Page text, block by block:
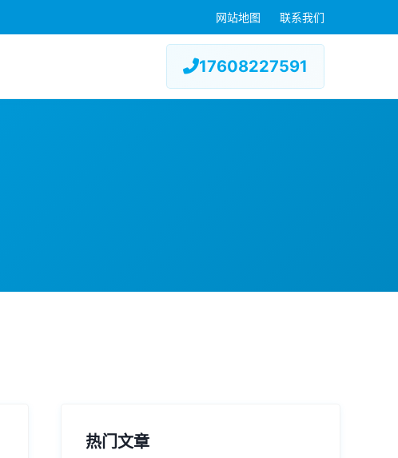
网站地图 联系我们
17608227591
热门文章